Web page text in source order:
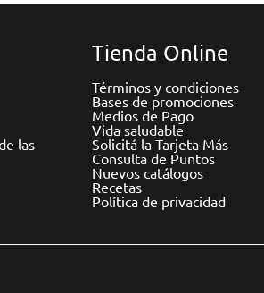
las
Tienda Online
Términos y condiciones
Bases de promociones
Medios de Pago
Vida saludable
Solicitá la Tarjeta Más
Consulta de Puntos
Nuevos catálogos
Recetas
Política de privacidad